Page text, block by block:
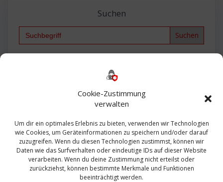
Cookie-Zustimmung
verwalten
Um dir ein optimales Erlebnis zu bieten, verwenden wir Technologien
wie Cookies, um Geräteinformationen zu speichern und/oder darauf
zuzugreifen. Wenn du diesen Technologien zustimmst, können wir
Daten wie das Surfverhalten oder eindeutige IDs auf dieser Website
verarbeiten. Wenn du deine Zustimmung nicht erteilst oder
zurückziehst, können bestimmte Merkmale und Funktionen
beeinträchtigt werden.
Suchen
Search
Bautagebuch
Exchange firewall Fritzbox
Microsoft
Sanierung SBS Security Server Sicherheit
Sicherung SIEM Sophos SSL Ubuntu
Update Upgrade UTM VCenter VCSA Veeam
VMWare VPN WAZUH Windows
Zertifikat